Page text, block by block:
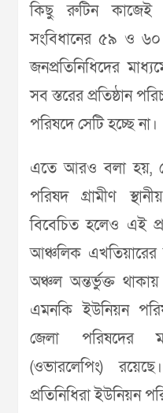
কিছু রুটিন কাজেই
সংবিধানের ৫৯ ও ৬০
জনপ্রতিনিধিদের
সব স্তরের প্রতিষ্ঠান
পরিষদে সেটি হচ্ছে না।
এতে আরও বলা হয়,
পরিষদ গ্রামীণ
বিবেচিত হলেও এই
আঞ্চলিক
অঞ্চল অন্তর্ভুক্ত
এমনকি ইউনিয়ন
জেলা পরিষদের
(ওভারলেপিং)
প্রতিনিধিরা ইউনিয়ন